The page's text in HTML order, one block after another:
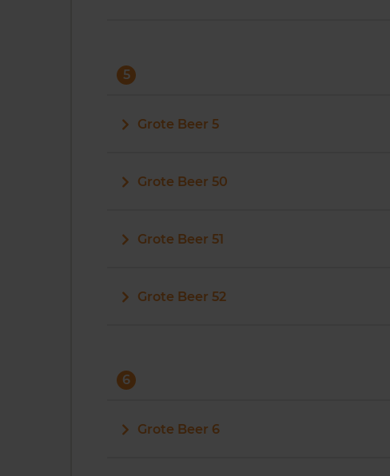
5
Grote Beer 5
Grote Beer 50
Grote Beer 51
Grote Beer 52
6
Grote Beer 6